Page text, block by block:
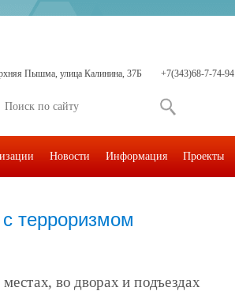
терроризмом
во дворах и подъездах
Пышма, улица Калинина, 37Б +7(343)68-7-74-94
Новости Информация Проекты